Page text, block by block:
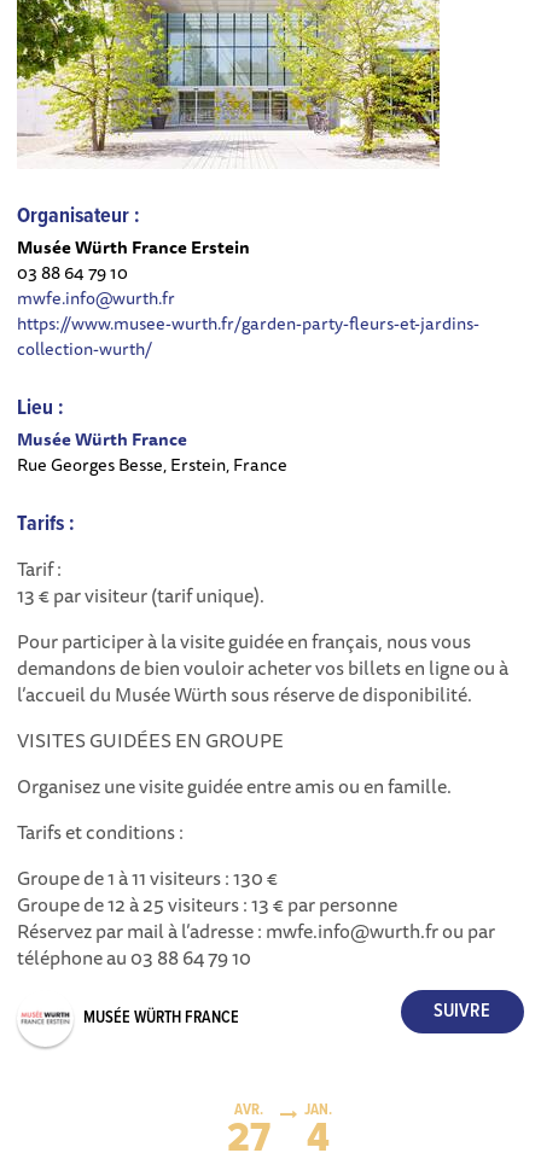
Organisateur :
Musée Würth France Erstein
03 88 64 79 10
mwfe.info@wurth.fr
https://www.musee-wurth.fr/garden-party-fleurs-et-jardins-
collection-wurth/
Lieu :
Musée Würth France
Rue Georges Besse, Erstein, France
Tarifs :
Tarif :
13 € par visiteur (tarif unique).
Pour participer à la visite guidée en français, nous vous
demandons de bien vouloir acheter vos billets en ligne ou à
l’accueil du Musée Würth sous réserve de disponibilité.
VISITES GUIDÉES EN GROUPE
Organisez une visite guidée entre amis ou en famille.
Tarifs et conditions :
Groupe de 1 à 11 visiteurs : 130 €
Groupe de 12 à 25 visiteurs : 13 € par personne
Réservez par mail à l’adresse : mwfe.info@wurth.fr ou par
téléphone au 03 88 64 79 10
MUSÉE WÜRTH FRANCE
AVR.
27
JAN.
4